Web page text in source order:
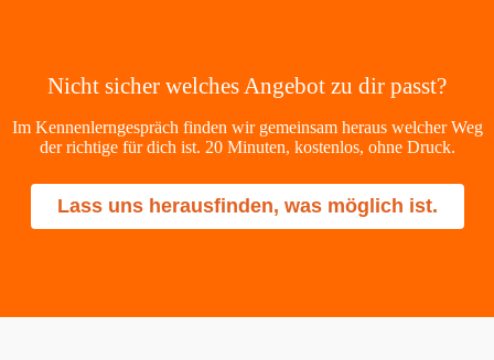
Nicht sicher welches Angebot zu dir passt?
Im Kennenlerngespräch finden wir gemeinsam heraus welcher Weg
der richtige für dich ist. 20 Minuten, kostenlos, ohne Druck.
Lass uns herausfinden, was möglich ist.